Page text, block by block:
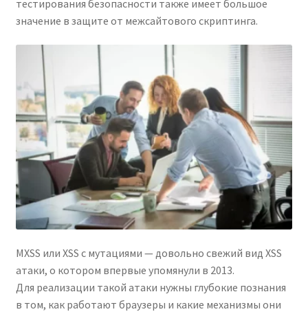
Privacy Policy
Real Estate Agent
Real Estate Postcards
Reset Password
Returned Mail Scanner
Reviews
Services
тестирования безопасности также имеет большое
значение в защите от межсайтового скриптинга.
MXSS или XSS с мутациями — довольно свежий вид XSS
атаки, о котором впервые упомянули в 2013.
Для реализации такой атаки нужны глубокие познания
в том, как работают браузеры и какие механизмы они